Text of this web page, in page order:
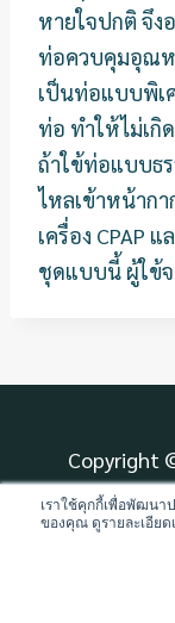
เราใช้คุกกี้เพื่อพัฒนา
ของคุณ ดูรายละเอียด
หายใจปกติ จึง
ท่อควบคุมอุณห
เป็นท่อแบบพิเ
ท่อ ทำให้ไม่เกิ
ถ้าใข้ท่อแบบธ
ไหลเข้าหน้ากา
เครื่อง CPAP
ชุดแบบนี้ ผู้ใข้
Copyright